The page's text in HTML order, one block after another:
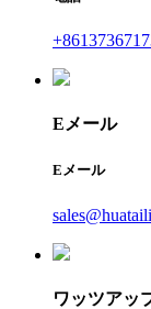
Eメール
Eメール
ワッツアッ